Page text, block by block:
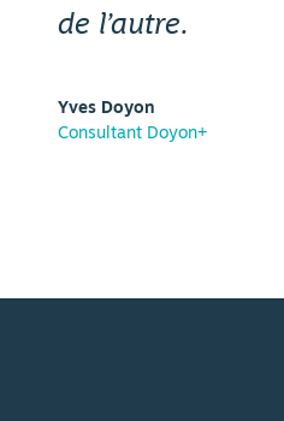
de l’autre.
Yves Doyon
Consultant Doyon+